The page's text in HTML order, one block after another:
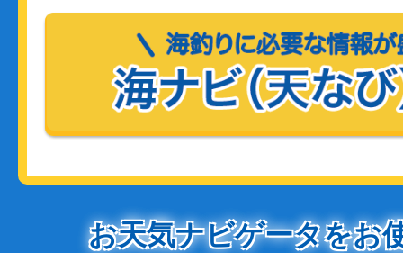
お天気ナビゲータをお